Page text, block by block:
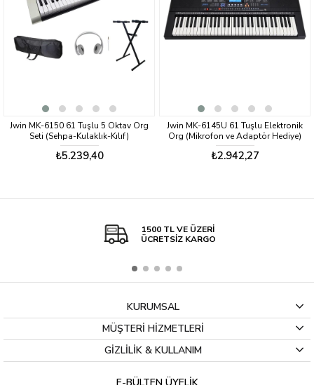
Jwin MK-6150 61 Tuşlu 5 Oktav Org
Seti (Sehpa-Kulaklık-Kılıf)
₺5.239,40
Jwin MK-6145U 61 Tuşlu Elektronik
Org (Mikrofon ve Adaptör Hediye)
₺2.942,27
1500 TL VE ÜZERİ
ÜCRETSİZ KARGO
KURUMSAL
MÜŞTERİ HİZMETLERİ
GİZLİLİK & KULLANIM